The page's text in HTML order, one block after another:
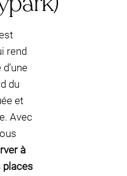
rend
du
et
Avec
à
places